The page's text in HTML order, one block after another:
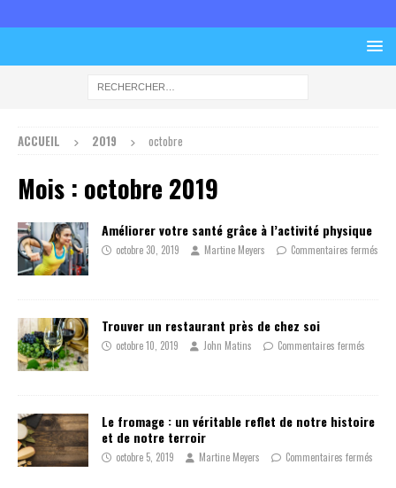
ACCUEIL 2019 octobre
Mois : octobre 2019
Améliorer votre santé grâce à l’activité physique
octobre 30, 2019 Martine Meyers Commentaires fermés
Trouver un restaurant près de chez soi
octobre 10, 2019 John Matins Commentaires fermés
Le fromage : un véritable reflet de notre histoire
et de notre terroir
octobre 5, 2019 Martine Meyers Commentaires fermés